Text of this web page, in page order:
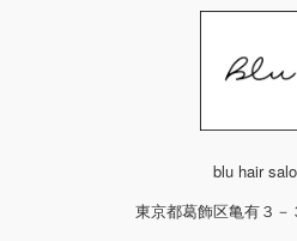
blu hair
東京都葛飾区亀有３